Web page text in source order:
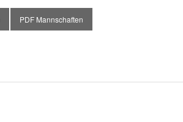
PDF Mannschaften